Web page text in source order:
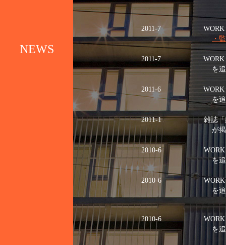
2011-7WORK－公
・
2011-7WORK－公
を追加し
2011-6 WORK－民
を追加し
2011-1雑誌「建築と
が掲載され
2010-6WORK－民
を追加し
2010-6 WORK－公
を追加し
2010-6WORK－公
を追加し
NEWS